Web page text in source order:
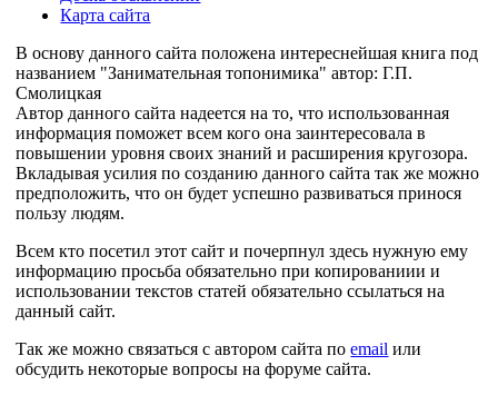
Карта сайта
В основу данного сайта положена интереснейшая книга под
названием "Занимательная топонимика" автор: Г.П.
Смолицкая
Автор данного сайта надеется на то, что использованная
информация поможет всем кого она заинтересовала в
повышении уровня своих знаний и расширения кругозора.
Вкладывая усилия по созданию данного сайта так же можно
предположить, что он будет успешно развиваться принося
пользу людям.
Всем кто посетил этот сайт и почерпнул здесь нужную ему
информацию просьба обязательно при копированиии и
использовании текстов статей обязательно ссылаться на
данный сайт.
Так же можно связаться с автором сайта поemail или
обсудить некоторые вопросы на форуме сайта.